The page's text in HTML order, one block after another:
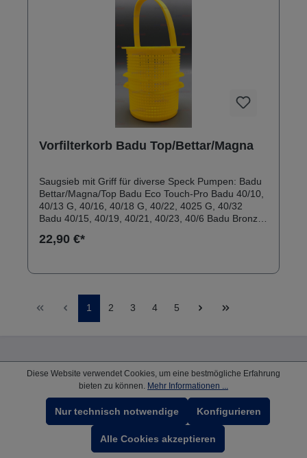
Vorfilterkorb Badu Top/Bettar/Magna
Saugsieb mit Griff für diverse Speck Pumpen: Badu
Bettar/Magna/Top Badu Eco Touch-Pro Badu 40/10,
40/13 G, 40/16, 40/18 G, 40/22, 4025 G, 40/32
Badu 40/15, 40/19, 40/21, 40/23, 40/6 Badu Bronze
Ausführung) Badu Bronze 8, 12, 15, 20 (alte
Durchmesser unten: ca. 104 mm
22,90 €*
1 2 3 4 5
Shop Service
Diese Website verwendet Cookies, um eine bestmögliche Erfahrung
bieten zu können. Mehr Informationen ...
Nur technisch notwendige Konfigurieren
Alle Cookies akzeptieren